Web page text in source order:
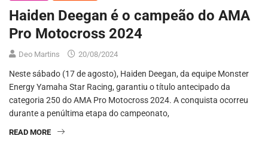
Haiden Deegan é o campeão do AMA
Pro Motocross 2024
Deo Martins 20/08/2024
Neste sábado (17 de agosto), Haiden Deegan, da equipe Monster
Energy Yamaha Star Racing, garantiu o título antecipado da
categoria 250 do AMA Pro Motocross 2024. A conquista ocorreu
durante a penúltima etapa do campeonato,
READ MORE